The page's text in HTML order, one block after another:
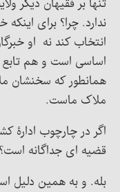
تنها بر فقیهان دیگر
ندارد. چرا؟ برای اینکه
انتخاب کند نه او
اساسی است و هم تابع
همانطور که سخنشان
ملاک ماست.
اگر در چارچوب ادارۀ
قضیه ای جداگانه است؟
بله. و به همین دلیل